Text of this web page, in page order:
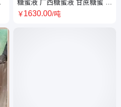
糖蜜液 广西糖蜜液 甘蔗糖蜜 饲
料添加剂 糖蜜液量大从优
￥1630.00/吨